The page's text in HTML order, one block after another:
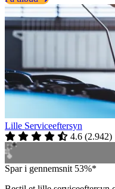
Lille Serviceeftersyn
4.6 (2.942)
Spar i gennemsnit 53%*